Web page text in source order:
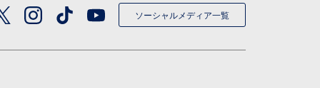
ソーシャルメディア一覧